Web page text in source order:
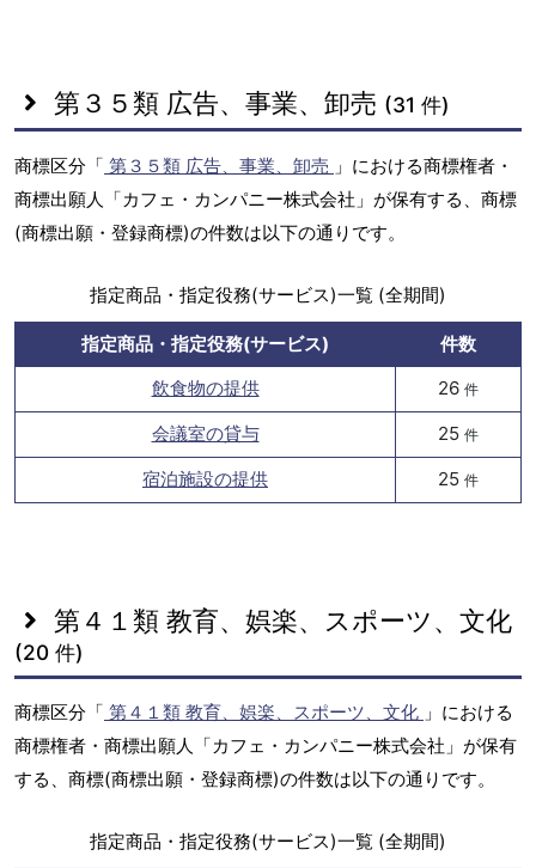
第３５類 広告、事業、卸売 (31 件)
商標区分「 第３５類 広告、事業、卸売 」における商標権者・
商標出願人「カフェ・カンパニー株式会社」が保有する、商標
(商標出願・登録商標)の件数は以下の通りです。
指定商品・指定役務(サービス)一覧 (全期間)
指定商品・指定役務(サービス)
件数
飲食物の提供
26 件
会議室の貸与 25 件
宿泊施設の提供 25 件
第４１類 教育、娯楽、スポーツ、文化
(20 件)
商標区分「 第４１類 教育、娯楽、スポーツ、文化 」における
商標権者・商標出願人「カフェ・カンパニー株式会社」が保有
する、商標(商標出願・登録商標)の件数は以下の通りです。
指定商品・指定役務(サービス)一覧 (全期間)